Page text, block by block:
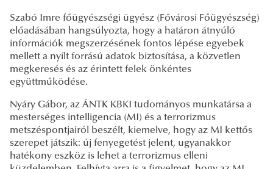
Szabó Imre főügyészségi ügyész (Fővárosi Főügyészség)
előadásában hangsúlyozta, hogy a határon átnyúló
információk megszerzésének fontos lépése egyebek
mellett a nyílt forrású adatok biztosítása, a közvetlen
megkeresés és az érintett felek önkéntes
együttműködése.
Nyáry Gábor, az ÁNTK KBKI tudományos munkatársa a
mesterséges intelligencia (MI) és a terrorizmus
metszéspontjairól beszélt, kiemelve, hogy az MI kettős
szerepet játszik: új fenyegetést jelent, ugyanakkor
hatékony eszköz is lehet a terrorizmus elleni